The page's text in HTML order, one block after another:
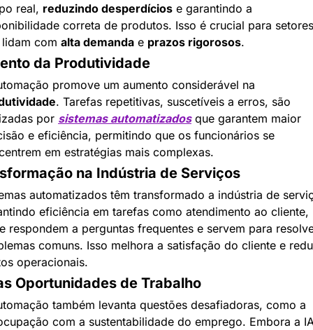
real, reduzindo desperdícios e garantindo a
correta de produtos. Isso é crucial para setores
com alta demanda e prazos rigorosos.
da Produtividade
. Tarefas repetitivas, suscetíveis a erros, são
por sistemas automatizados que garantem maior
e eficiência, permitindo que os funcionários se
em estratégias mais complexas.
na Indústria de Serviços
automatizados têm transformado a indústria de
eficiência em tarefas como atendimento ao cliente,
respondem a perguntas frequentes e servem para
comuns. Isso melhora a satisfação do cliente e
operacionais.
Oportunidades de Trabalho
também levanta questões desafiadoras, como a
com a sustentabilidade do emprego. Embora a